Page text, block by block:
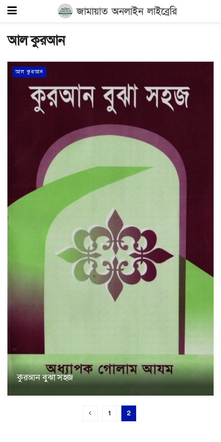
আল কুরআন
আল কুরআন
কুরআন বুঝা সহজ
1 2